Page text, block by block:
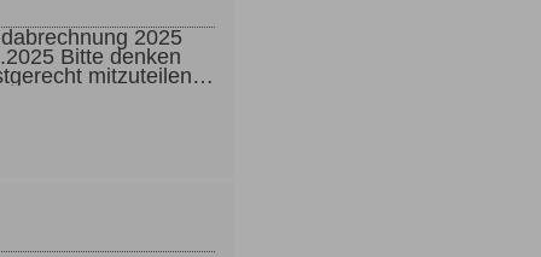
2025
mitzuteilen.